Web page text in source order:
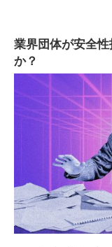
業界団体が安全
か？